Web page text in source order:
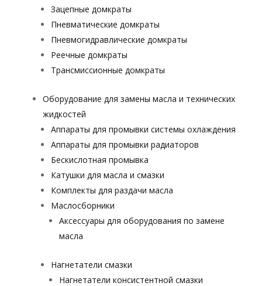
Зацепные домкраты
Пневматические домкраты
Пневмогидравлические домкраты
Реечные домкраты
Трансмиссионные домкраты
Оборудование для замены масла и технических
жидкостей
Аппараты для промывки системы охлаждения
Аппараты для промывки радиаторов
Бескислотная промывка
Катушки для масла и смазки
Комплекты для раздачи масла
Маслосборники
Аксессуары для оборудования по замене
масла
Нагнетатели смазки
Нагнетатели консистентной смазки